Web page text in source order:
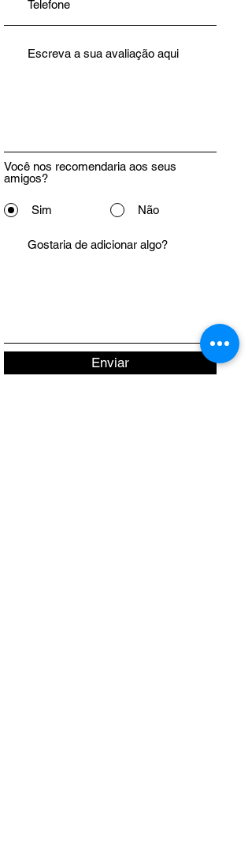
Você nos recomendaria aos seus
amigos?
Sim Não
Enviar